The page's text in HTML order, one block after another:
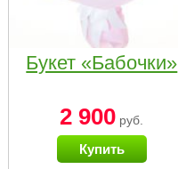
Букет «Бабочки»
2 900 руб.
Купить